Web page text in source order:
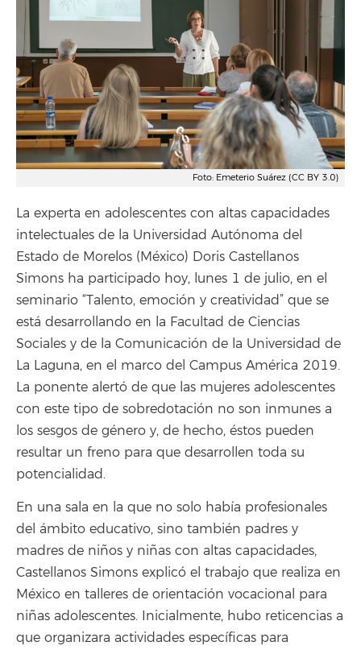
Foto: Emeterio Suárez (CC BY 3.0)
La experta en adolescentes con altas capacidades
intelectuales de la Universidad Autónoma del
Estado de Morelos (México) Doris Castellanos
Simons ha participado hoy, lunes 1 de julio, en el
seminario “Talento, emoción y creatividad” que se
está desarrollando en la Facultad de Ciencias
Sociales y de la Comunicación de la Universidad de
La Laguna, en el marco del Campus América 2019.
La ponente alertó de que las mujeres adolescentes
con este tipo de sobredotación no son inmunes a
los sesgos de género y, de hecho, éstos pueden
resultar un freno para que desarrollen toda su
potencialidad.
En una sala en la que no solo había profesionales
del ámbito educativo, sino también padres y
madres de niños y niñas con altas capacidades,
Castellanos Simons explicó el trabajo que realiza en
México en talleres de orientación vocacional para
niñas adolescentes. Inicialmente, hubo reticencias a
que organizara actividades específicas para